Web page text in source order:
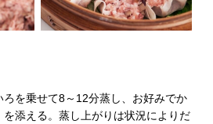
を乗せて8～12分蒸し、お好みでか
を添える。蒸し上がりは状況によりだ